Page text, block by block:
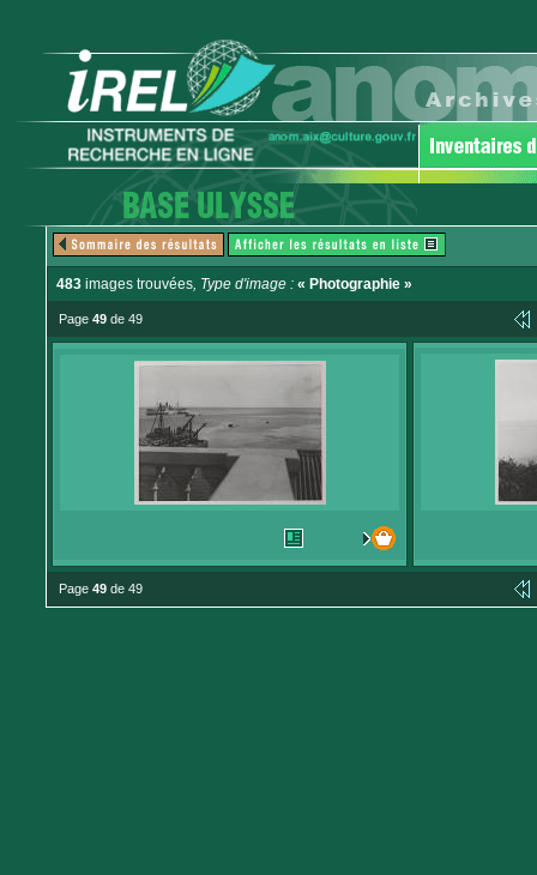
483 images trouvées, Type d'image : « Photographie »
Page 49 de 49
Page 49 de 49